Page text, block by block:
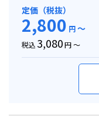
定価（税抜）
2,800 円～
税込 3,080円 ～